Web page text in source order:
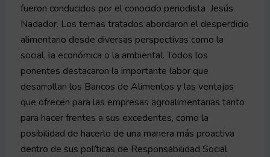
fueron conducidos por el conocido periodista Jesús
Nadador. Los temas tratados abordaron el desperdicio
alimentario desde diversas perspectivas como la
social, la económica o la ambiental. Todos los
ponentes destacaron la importante labor que
desarrollan los Bancos de Alimentos y las ventajas
que ofrecen para las empresas agroalimentarias tanto
para hacer frentes a sus excedentes, como la
posibilidad de hacerlo de una manera más proactiva
dentro de sus políticas de Responsabilidad Social